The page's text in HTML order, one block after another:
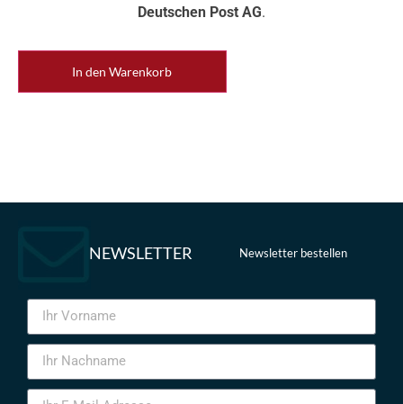
Deutschen Post AG.
In den Warenkorb
NEWSLETTER Newsletter bestellen